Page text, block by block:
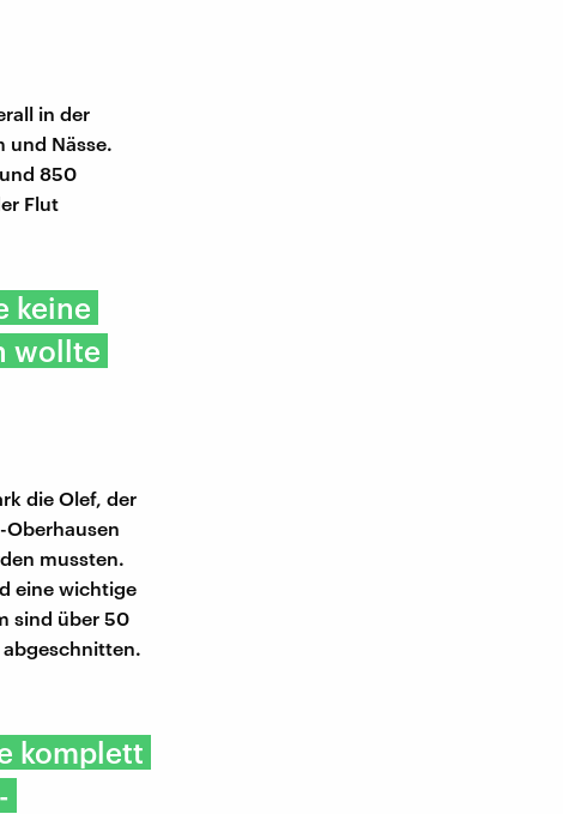
in der
und Nässe.
850
Flut
keine
wollte
die Olef, der
Oberhausen
mussten.
eine wichtige
sind über 50
abgeschnitten.
komplett